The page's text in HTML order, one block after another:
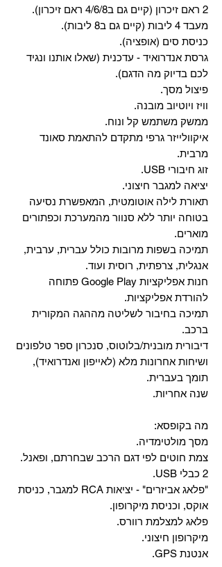
2 ראם זיכרון (קיים גם ב4/6/8 ראם זיכרון).
מעבד 4 ליבות (קיים גם ב8 ליבות).
כניסת סים (אופציה).
גרסת אנדרואיד - עדכנית (שאלו אותנו ונגיד
לכם בדיוק מה הדגם).
פיצול מסך.
וויז ויוטיוב מובנה.
ממשק משתמש קל ונוח.
איקוולייזר גרפי מתקדם להתאמת סאונד
מרבית.
זוג חיבורי USB.
יציאה למגבר חיצוני.
תאורת לילה אוטומטית, המאפשרת נסיעה
בטוחה יותר ללא סנוור מהמערכת וכפתורים
מוארים.
תמיכה בשפות מרובות כולל עברית, ערבית,
אנגלית, צרפתית, רוסית ועוד.
‏חנות אפליקציות Google Play פתוחה
להורדת אפליקציות.
‏תמיכה בחיבור לשליטה מההגה המקורית
ברכב.
‏דיבורית מובנית/בלוטוס, ‏סנכרון ספר טלפונים
ושיחות אחרונות מלא (לאייפון ואנדרואיד),
תומך בעברית.
שנה אחריות.
מה בקופסא:
מסך מולטימדיה.
צמת חוטים לפי דגם הרכב שבחרתם, ופאנל.
2 כבלי USB.
"פלאג אביזרים" - יציאות RCA למגבר, כניסת
אוקס, וכניסת מיקרופון.
פלאג למצלמת רוורס.
מיקרופון חיצוני.
אנטנת GPS.